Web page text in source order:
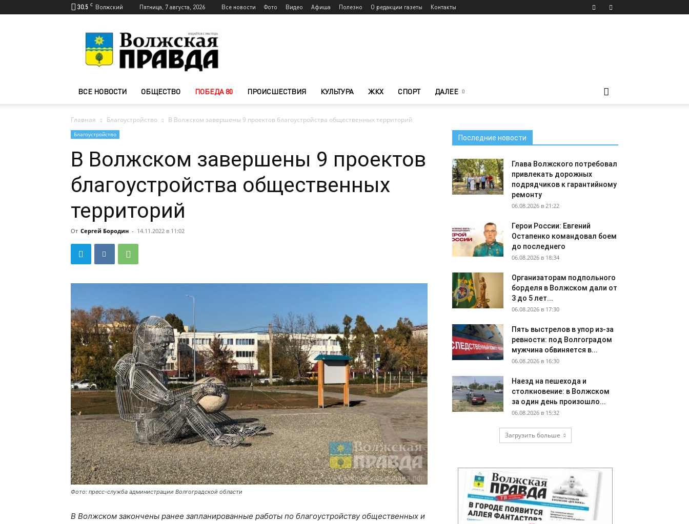
30.5 C Волжский Пятница, 7 августа, 2026 Все новости Фото Видео Афиша Полезно О редакции газеты Контакты
Волжского
—
Волжская
ВСЕ НОВОСТИ ОБЩЕСТВО ПОБЕДА 80 ПРОИСШЕСТВИЯ КУЛЬТУРА ЖКХ СПОРТ ДАЛЕЕ
Главная Благоустройство В Волжском завершены 9 проектов благоустройства общественных территорий
Благоустройство
В Волжском завершены 9 проектов
благоустройства общественных
территорий
От Сергей Бородин - 14.11.2022 в 11:02
Фото: пресс-служба администрации Волгоградской области
В Волжском закончены ранее запланированные работы по благоустройству общественных и
Последние новости
Глава Волжского потребовал
привлекать дорожных
подрядчиков к гарантийному
ремонту
06.08.2026 в 21:22
Герои России: Евгений
Остапенко командовал боем
до последнего
06.08.2026 в 18:34
Организаторам подпольного
борделя в Волжском дали от
3 до 5 лет...
06.08.2026 в 17:30
Пять выстрелов в упор из-за
ревности: под Волгоградом
мужчина обвиняется в...
06.08.2026 в 16:30
Наезд на пешехода и
столкновение: в Волжском
за один день произошло...
06.08.2026 в 15:32
Загрузить больше